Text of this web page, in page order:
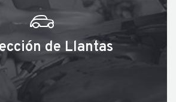
de Llantas